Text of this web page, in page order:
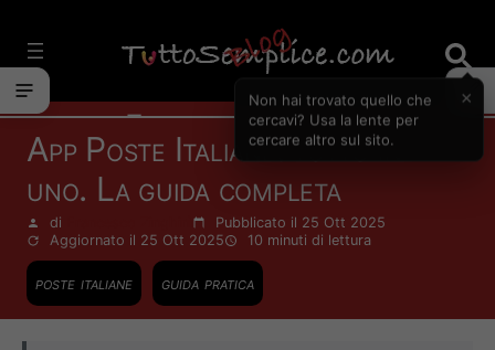
contenuto
Finanza Personale
App Poste Italiane: tutto in
uno. La guida completa
di
Pubblicato il 25 Ott 2025
Aggiornato il 25 Ott 2025
10 minuti di lettura
poste italiane guida pratica
Non hai trovato quello che
cercavi? Usa la lente per
cercare altro sul sito.
×